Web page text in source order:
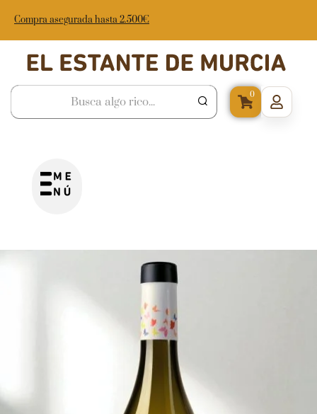
Compra asegurada hasta 2.500€
0